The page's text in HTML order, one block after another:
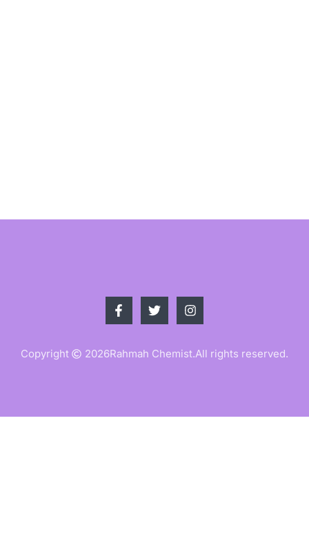
Copyright 2026Rahmah Chemist.All rights reserved.